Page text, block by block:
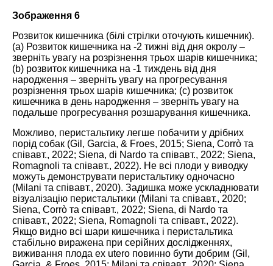
Зображення 6
Розвиток кишечника (білі стрілки оточують кишечник).
(а) Розвиток кишечника на -2 тижні від дня окролу –
зверніть увагу на розрізнення трьох шарів кишечника;
(b) розвиток кишечника на -1 тиждень від дня
народження – зверніть увагу на прогресування
розрізнення трьох шарів кишечника; (с) розвиток
кишечника в день народження – зверніть увагу на
подальше прогресування розшарування кишечника.
Можливо, перистальтику легше побачити у дрібних
порід собак (Gil, Garcia, & Froes, 2015; Siena, Corrò та
співавт., 2022; Siena, di Nardo та співавт., 2022; Siena,
Romagnoli та співавт., 2022). Не всі плоди у виводку
можуть демонструвати перистальтику одночасно
(Milani та співавт., 2020). Задишка може ускладнювати
візуалізацію перистальтики (Milani та співавт., 2020;
Siena, Corrò та співавт., 2022; Siena, di Nardo та
співавт., 2022; Siena, Romagnoli та співавт., 2022).
Якщо видно всі шари кишечника і перистальтика
стабільно виражена при серійних дослідженнях,
виживання плода ex utero повинно бути добрим (Gil,